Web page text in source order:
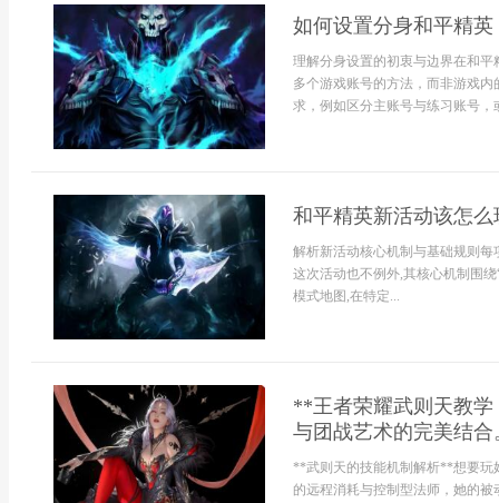
如何设置分身和平精
理解分身设置的初衷与边界在和
多个游戏账号的方法，而非游戏
求，例如区分主账号与练习账号，
和平精英新活动该怎
解析新活动核心机制与基础规则
这次活动也不例外,其核心机制围
模式地图,在特定...
**王者荣耀武则天教
与团战艺术的完美结
**武则天的技能机制解析**想要玩
的远程消耗与控制型法师，她的